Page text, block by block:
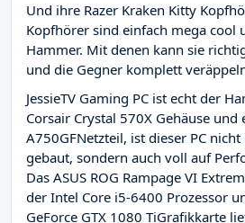
Und ihre Razer Kraken Kitty
Kopfhörer sind einfach mega cool
Hammer. Mit denen kann sie
und die Gegner komplett
JessieTV Gaming PC ist echt der
Corsair Crystal 570X Gehäuse und
A750GFNetzteil, ist dieser PC
gebaut, sondern auch voll auf
Das ASUS ROG Rampage VI
der Intel Core i5-6400 Prozessor
GeForce GTX 1080 TiGrafikkarte